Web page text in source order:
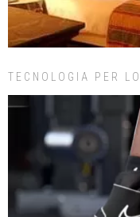
TECNOLOGIA PER